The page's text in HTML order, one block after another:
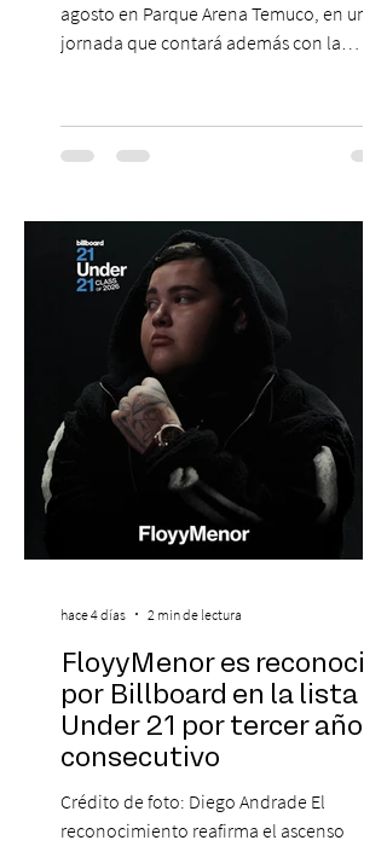
agosto en Parque Arena Temuco, en una
jornada que contará además con la
agosto, el Parque Arena Temuco será
escenario de una noche dedicada al indie
banda que llegará a la capital de La
Araucanía para ofrecer un show cargado
de energía, guitarras y canciones que han
marcado su breve pero exitosa trayectoria.
FloyyMenor es reconocido
por Billboard en la lista 21
Under 21 por tercer año
consecutivo
Crédito de foto: Diego Andrade El
reconocimiento reafirma el ascenso
hace 4 días 2 min de lectura